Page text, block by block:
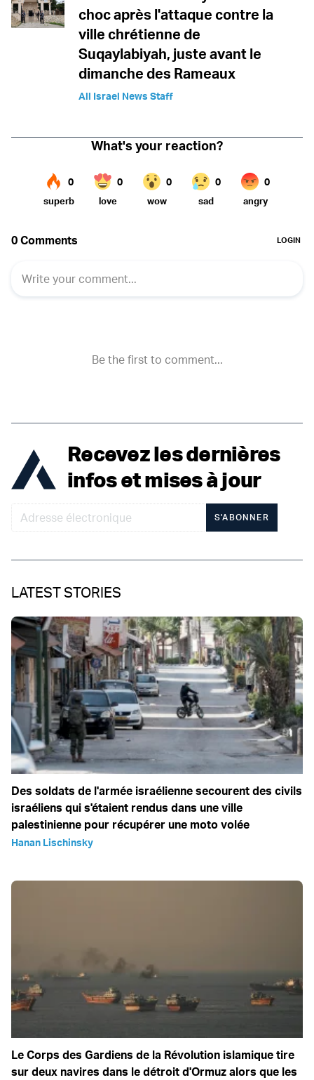
choc après l'attaque contre la
ville chrétienne de
Suqaylabiyah, juste avant le
dimanche des Rameaux
All Israel News Staff
Recevez les dernières
infos et mises à jour
S'ABONNER
LATEST STORIES
Des soldats de l'armée israélienne secourent des civils
israéliens qui s'étaient rendus dans une ville
palestinienne pour récupérer une moto volée
Hanan Lischinsky
Le Corps des Gardiens de la Révolution islamique tire
sur deux navires dans le détroit d'Ormuz alors que les